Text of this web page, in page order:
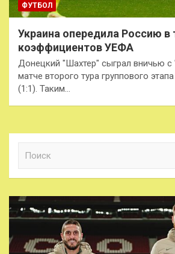
ФУТБОЛ
Украина опередила Россию в
коэффициентов УЕФА
Донецкий "Шахтер" сыграл вничью с
матче второго тура группового
(1:1). Таким…
к